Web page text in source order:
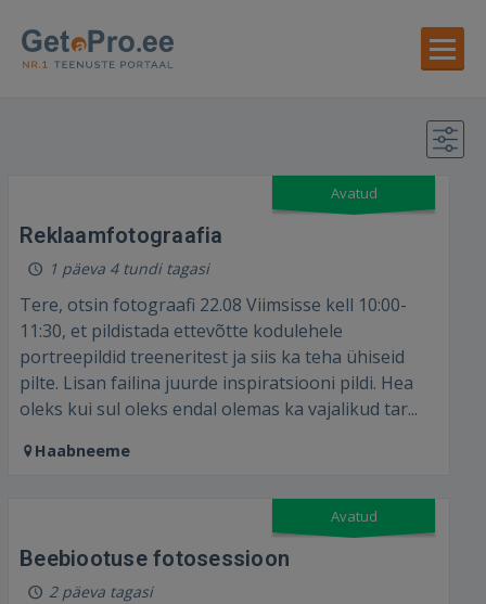
Avatud
Reklaamfotograafia
1 päeva 4 tundi tagasi
Tere, otsin fotograafi 22.08 Viimsisse kell 10:00-
11:30, et pildistada ettevõtte kodulehele
portreepildid treeneritest ja siis ka teha ühiseid
pilte. Lisan failina juurde inspiratsiooni pildi. Hea
oleks kui sul oleks endal olemas ka vajalikud tar...
Haabneeme
Avatud
Beebiootuse fotosessioon
2 päeva tagasi